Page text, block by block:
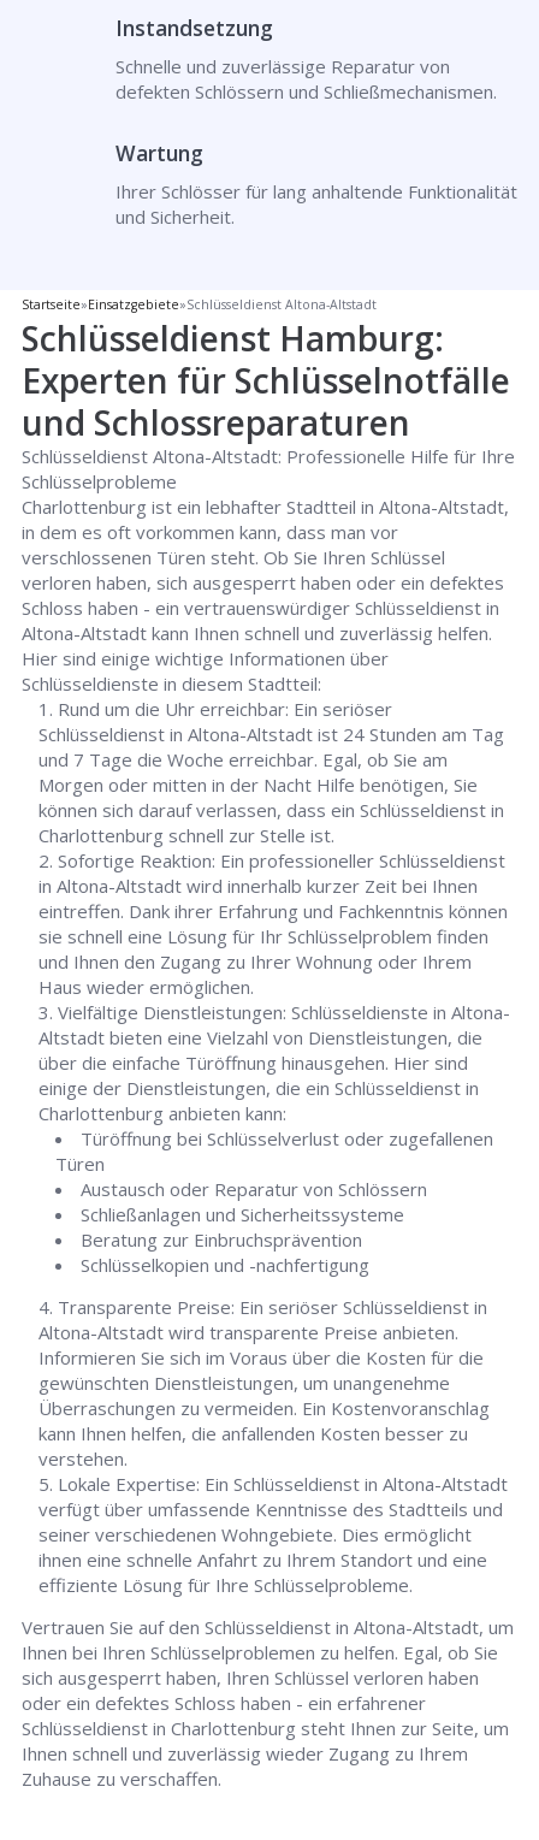
Instandsetzung
Schnelle und zuverlässige Reparatur von
defekten Schlössern und Schließmechanismen.
Wartung
Ihrer Schlösser für lang anhaltende Funktionalität
und Sicherheit.
Startseite»Einsatzgebiete»Schlüsseldienst Altona-Altstadt
Schlüsseldienst Hamburg:
Experten für Schlüsselnotfälle
und Schlossreparaturen
Schlüsseldienst Altona-Altstadt: Professionelle Hilfe für Ihre
Schlüsselprobleme
Charlottenburg ist ein lebhafter Stadtteil in Altona-Altstadt,
in dem es oft vorkommen kann, dass man vor
verschlossenen Türen steht. Ob Sie Ihren Schlüssel
verloren haben, sich ausgesperrt haben oder ein defektes
Schloss haben - ein vertrauenswürdiger Schlüsseldienst in
Altona-Altstadt kann Ihnen schnell und zuverlässig helfen.
Hier sind einige wichtige Informationen über
Schlüsseldienste in diesem Stadtteil:
Rund um die Uhr erreichbar: Ein seriöser
Schlüsseldienst in Altona-Altstadt ist 24 Stunden am Tag
und 7 Tage die Woche erreichbar. Egal, ob Sie am
Morgen oder mitten in der Nacht Hilfe benötigen, Sie
können sich darauf verlassen, dass ein Schlüsseldienst in
Charlottenburg schnell zur Stelle ist.
Sofortige Reaktion: Ein professioneller Schlüsseldienst
in Altona-Altstadt wird innerhalb kurzer Zeit bei Ihnen
eintreffen. Dank ihrer Erfahrung und Fachkenntnis können
sie schnell eine Lösung für Ihr Schlüsselproblem finden
und Ihnen den Zugang zu Ihrer Wohnung oder Ihrem
Haus wieder ermöglichen.
Vielfältige Dienstleistungen: Schlüsseldienste in Altona-
Altstadt bieten eine Vielzahl von Dienstleistungen, die
über die einfache Türöffnung hinausgehen. Hier sind
einige der Dienstleistungen, die ein Schlüsseldienst in
Charlottenburg anbieten kann:
Türöffnung bei Schlüsselverlust oder zugefallenen
Türen
Austausch oder Reparatur von Schlössern
Schließanlagen und Sicherheitssysteme
Beratung zur Einbruchsprävention
Schlüsselkopien und -nachfertigung
Transparente Preise: Ein seriöser Schlüsseldienst in
Altona-Altstadt wird transparente Preise anbieten.
Informieren Sie sich im Voraus über die Kosten für die
gewünschten Dienstleistungen, um unangenehme
Überraschungen zu vermeiden. Ein Kostenvoranschlag
kann Ihnen helfen, die anfallenden Kosten besser zu
verstehen.
Lokale Expertise: Ein Schlüsseldienst in Altona-Altstadt
verfügt über umfassende Kenntnisse des Stadtteils und
seiner verschiedenen Wohngebiete. Dies ermöglicht
ihnen eine schnelle Anfahrt zu Ihrem Standort und eine
effiziente Lösung für Ihre Schlüsselprobleme.
Vertrauen Sie auf den Schlüsseldienst in Altona-Altstadt, um
Ihnen bei Ihren Schlüsselproblemen zu helfen. Egal, ob Sie
sich ausgesperrt haben, Ihren Schlüssel verloren haben
oder ein defektes Schloss haben - ein erfahrener
Schlüsseldienst in Charlottenburg steht Ihnen zur Seite, um
Ihnen schnell und zuverlässig wieder Zugang zu Ihrem
Zuhause zu verschaffen.